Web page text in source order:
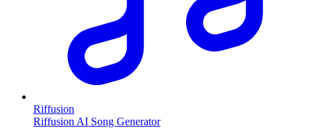
Riffusion
Riffusion AI Song Generator